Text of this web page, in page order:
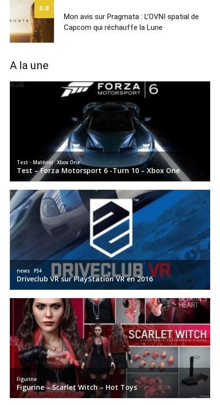
8.8
Mon avis sur Pragmata : L’OVNI spatial de
Capcom qui réchauffe la Lune
A la une